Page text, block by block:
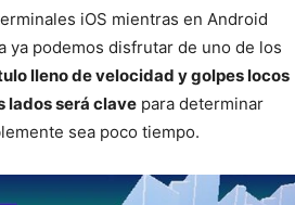
iOS mientras en Android
ya podemos disfrutar de uno de los
lleno de velocidad y golpes locos
lados será clave para determinar
sea poco tiempo.